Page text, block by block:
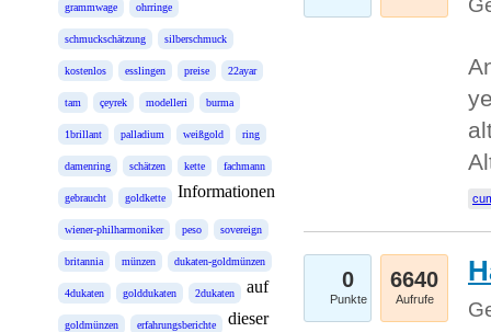
grammwage ohrringe
schmuckschätzung silberschmuck
kostenlos esslingen preise 22ayar
tam çeyrek modelleri burma
1brillant palladium weißgold ring
damenring schätzen kette fachmann
gebraucht goldkette
wiener-philharmoniker peso sovereign
britannia münzen dukaten-goldmünzen
4dukaten golddukaten 2dukaten
goldmünzen erfahrungsberichte
Informationen
auf
dieser
0
Punkte
6640
Aufrufe